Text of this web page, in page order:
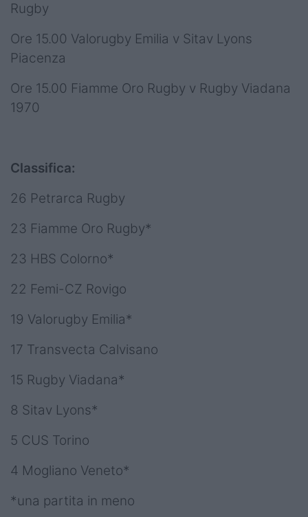
Rugby
Ore 15.00 Valorugby Emilia v Sitav Lyons
Piacenza
Ore 15.00 Fiamme Oro Rugby v Rugby Viadana
1970
Classifica:
26 Petrarca Rugby
23 Fiamme Oro Rugby*
23 HBS Colorno*
22 Femi-CZ Rovigo
19 Valorugby Emilia*
17 Transvecta Calvisano
15 Rugby Viadana*
8 Sitav Lyons*
5 CUS Torino
4 Mogliano Veneto*
*una partita in meno